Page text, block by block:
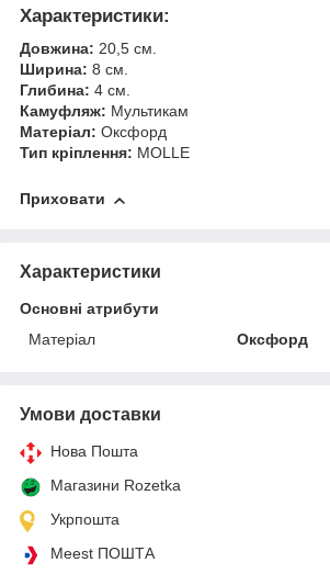
Характеристики:
Довжина: 20,5 см.
Ширина: 8 см.
Глибина: 4 см.
Камуфляж: Мультикам
Матеріал: Оксфорд
Тип кріплення: MOLLE
Приховати
Характеристики
Основні атрибути
Матеріал
Оксфорд
Умови доставки
Нова Пошта
Магазини Rozetka
Укрпошта
Meest ПОШТА